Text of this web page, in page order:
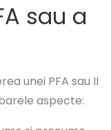
sau a
unei PFA sau II
aspecte: